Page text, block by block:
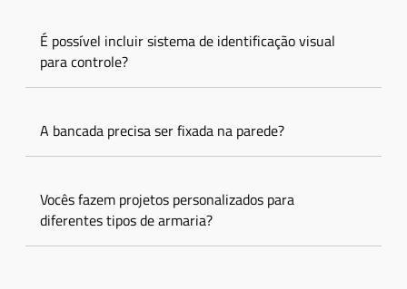
É possível incluir sistema de identificação visual
para controle?
A bancada precisa ser fixada na parede?
Vocês fazem projetos personalizados para
diferentes tipos de armaria?